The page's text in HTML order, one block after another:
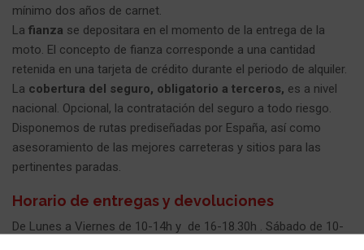
mínimo dos años de carnet.
La fianza se depositara en el momento de la entrega de la
moto. El concepto de fianza corresponde a una cantidad
retenida en una tarjeta de crédito durante el periodo de alquiler.
La cobertura del seguro, obligatorio a terceros, es a nivel
nacional. Opcional, la contratación del seguro a todo riesgo.
Disponemos de rutas prediseñadas por España, así como
asesoramiento de las mejores carreteras y sitios para las
pertinentes paradas.
Horario de entregas y devoluciones
De Lunes a Viernes de 10-14h y de 16-18.30h . Sábado de 10-